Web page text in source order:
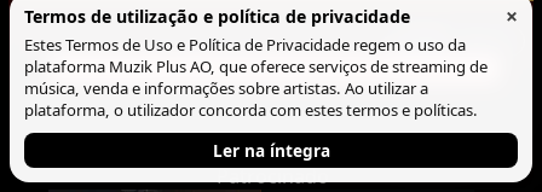
Musicas Lista
Blocos
Não há Musica neste perfil.
Patrocinado
Termos de utilização e política de privacidade ×
Estes Termos de Uso e Política de Privacidade regem o uso da
plataforma Muzik Plus AO, que oferece serviços de streaming de
música, venda e informações sobre artistas. Ao utilizar a
plataforma, o utilizador concorda com estes termos e políticas.
Ler na íntegra